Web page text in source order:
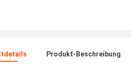
Produkt-Beschreibung